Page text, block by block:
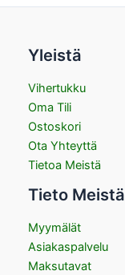
Yleistä
Vihertukku
Oma Tili
Ostoskori
Ota Yhteyttä
Tietoa Meistä
Tieto Meistä
Myymälät
Asiakaspalvelu
Maksutavat